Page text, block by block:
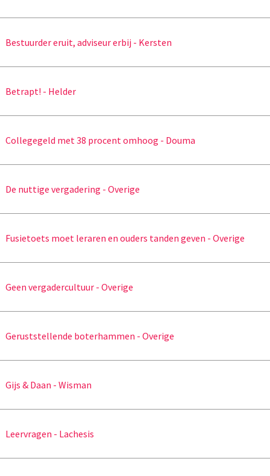
Bestuurder eruit, adviseur erbij - Kersten
Betrapt! - Helder
Collegegeld met 38 procent omhoog - Douma
De nuttige vergadering - Overige
Fusietoets moet leraren en ouders tanden geven - Overige
Geen vergadercultuur - Overige
Geruststellende boterhammen - Overige
Gijs & Daan - Wisman
Leervragen - Lachesis